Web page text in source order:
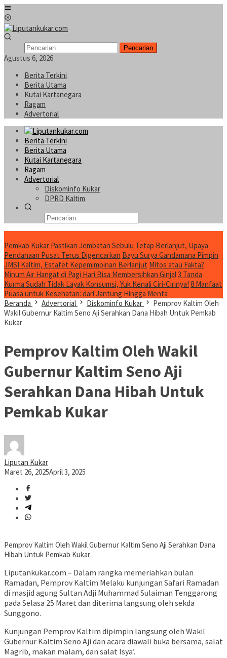
Loncat
ke
konten
Pencarian
Agustus 6, 2026
Berita Terkini
Berita Utama
Kutai Kartanegara
Ragam
Advertorial
Berita Terkini
Berita Utama
Kutai Kartanegara
Ragam
Advertorial
Diskominfo Kukar
DPRD Kaltim
Pemkab Kukar Pastikan Jembatan Sebulu Tetap Berlanjut, Upaya
Pendanaan Pusat Terus Digencarkan Bayu Surya Gandamana Pimpin
JMSI Kaltim, Estafet Kepemimpinan Berlanjut Mitos atau Fakta?
Minum Air Hangat di Pagi Hari Bisa Membersihkan Ginjal3 Tanda
Kurma Sudah Tidak Layak Konsumsi, Yuk Kenali Ciri-Cirinya! 8 Manfaat
Puasa untuk Kesehatan: dari Jantung Hingga Menta
Beranda
Advertorial Diskominfo Kukar
Pemprov Kaltim Oleh
Wakil Gubernur Kaltim Seno Aji Serahkan Dana Hibah Untuk Pemkab
Kukar
Pemprov Kaltim Oleh Wakil
Gubernur Kaltim Seno Aji
Serahkan Dana Hibah Untuk
Pemkab Kukar
Liputan Kukar
Maret 26, 2025April 3, 2025
Pemprov Kaltim Oleh Wakil Gubernur Kaltim Seno Aji Serahkan Dana
Hibah Untuk Pemkab Kukar
Liputankukar.com – Dalam rangka memeriahkan bulan
Ramadan, Pemprov Kaltim Melaku kunjungan Safari Ramadan
di masjid agung Sultan Adji Muhammad Sulaiman Tenggarong
pada Selasa 25 Maret dan diterima langsung oleh sekda
Sunggono.
Kunjungan Pemprov Kaltim dipimpin langsung oleh Wakil
Gubernur Kaltim Seno Aji dan acara diawali buka bersama, salat
Magrib, makan malam, dan salat Isya’.